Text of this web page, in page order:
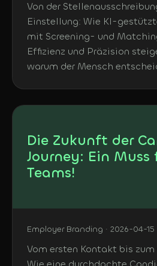
Von der
Einstellung: Wie KI-
mit Screening- und
Effizienz und Präzision
warum der Mensch
Die Zukunft der
Journey: Ein Muss
Teams!
Employer Branding · 2026-04-15
Vom ersten Kontakt bis